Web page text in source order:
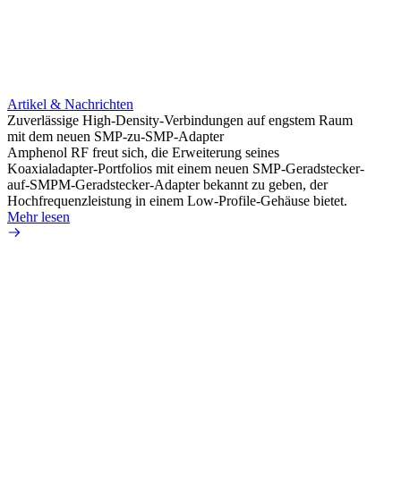
Artikel & Nachrichten
Zuverlässige High-Density-Verbindungen auf engstem Raum
mit dem neuen SMP-zu-SMP-Adapter
Amphenol RF freut sich, die Erweiterung seines
Koaxialadapter-Portfolios mit einem neuen SMP-Geradstecker-
auf-SMPM-Geradstecker-Adapter bekannt zu geben, der
Hochfrequenzleistung in einem Low-Profile-Gehäuse bietet.
Mehr lesen